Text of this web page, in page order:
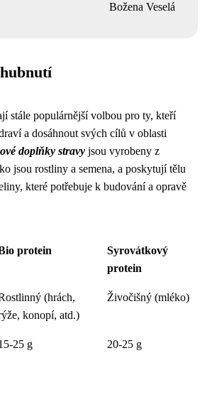
Božena Veselá
stále populárnější volbou pro ty, kteří
a dosáhnout svých cílů v oblasti
doplňky stravy jsou vyrobeny z
jsou rostliny a semena, a poskytují tělu
které potřebuje k budování a opravě
protein
Syrovátkový
protein
(hrách,
konopí, atd.)
Živočišný (mléko)
25 g 20-25 g